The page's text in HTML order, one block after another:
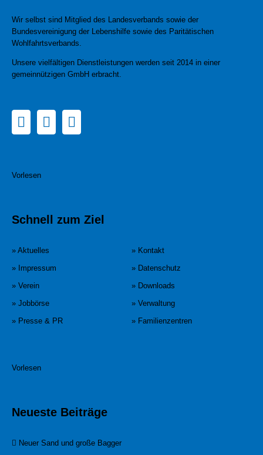
Wir selbst sind Mitglied des Landesverbands sowie der
Bundesvereinigung der Lebenshilfe sowie des Paritätischen
Wohlfahrtsverbands.
Unsere vielfältigen Dienstleistungen werden seit 2014 in einer
gemeinnützigen GmbH erbracht.
Vorlesen
Schnell zum Ziel
» Aktuelles
» Kontakt
» Impressum
» Datenschutz
» Verein
» Downloads
» Jobbörse
» Verwaltung
» Presse & PR
» Familienzentren
Vorlesen
Neueste Beiträge
Neuer Sand und große Bagger